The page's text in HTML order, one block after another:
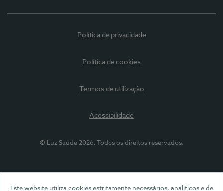
Este website utiliza cookies estritamente necessários, analíticos e de
Política de privacidade
Política de cookies
Termos de utilização
Acessibilidade
© Luz Saúde 2026. Todos os direitos reservados.